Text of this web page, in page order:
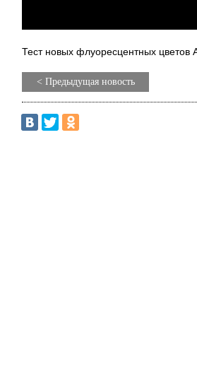
Тест новых флуоресцентных цветов
< Предыдущая новость